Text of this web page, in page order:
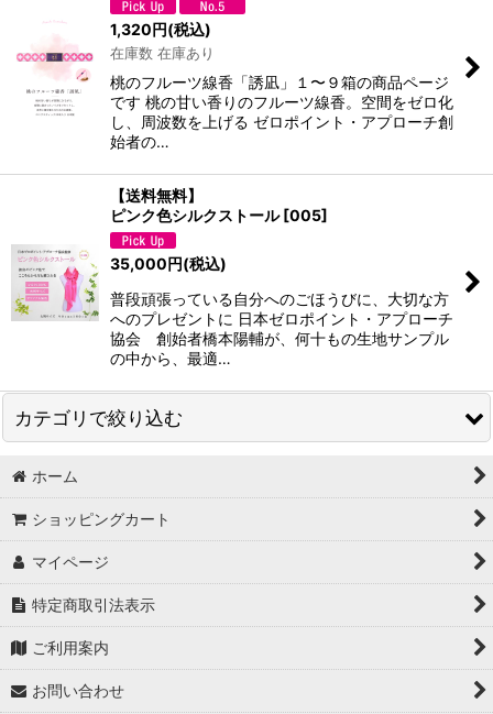
1,320円(税込)
在庫数 在庫あり
桃のフルーツ線香「誘凪」１〜９箱の商品ページ
です 桃の甘い香りのフルーツ線香。空間をゼロ化
し、周波数を上げる ゼロポイント・アプローチ創
始者の…
【送料無料】
ピンク色シルクストール [005]
35,000円(税込)
普段頑張っている自分へのごほうびに、大切な方
へのプレゼントに 日本ゼロポイント・アプローチ
協会 創始者橋本陽輔が、何十もの生地サンプル
の中から、最適…
カテゴリで絞り込む
お線香、フレグランス
衣料品
教材
ホーム
ショッピングカート
マイページ
特定商取引法表示
ご利用案内
お問い合わせ